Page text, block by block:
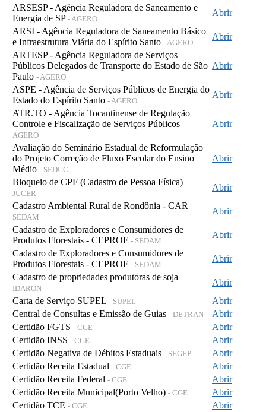
ARSESP - Agência Reguladora de Saneamento e
Energia de SP - AGERO
Abrir
ARSI - Agência Reguladora de Saneamento Básico
e Infraestrutura Viária do Espírito Santo - AGERO
Abrir
ARTESP - Agência Reguladora de Serviços
Públicos Delegados de Transporte do Estado de São
Paulo - AGERO
Abrir
ASPE - Agência de Serviços Públicos de Energia do
Estado do Espírito Santo - AGERO
Abrir
ATR.TO - Agência Tocantinense de Regulação
Controle e Fiscalização de Serviços Públicos -
AGERO
Abrir
Avaliação do Seminário Estadual de Reformulação
do Projeto Correção de Fluxo Escolar do Ensino
Médio - SEDUC
Abrir
Bloqueio de CPF (Cadastro de Pessoa Física) -
JUCER
Abrir
Cadastro Ambiental Rural de Rondônia - CAR -
SEDAM
Abrir
Cadastro de Exploradores e Consumidores de
Produtos Florestais - CEPROF - SEDAM
Abrir
Cadastro de Exploradores e Consumidores de
Produtos Florestais - CEPROF - SEDAM
Abrir
Cadastro de propriedades produtoras de soja -
IDARON
Abrir
Carta de Serviço SUPEL - SUPEL
Abrir
Central de Consultas e Emissão de Guias - DETRAN
Abrir
Certidão FGTS - CGE
Abrir
Certidão INSS - CGE
Abrir
Certidão Negativa de Débitos Estaduais - SEGEP
Abrir
Certidão Receita Estadual - CGE
Abrir
Certidão Receita Federal - CGE
Abrir
Certidão Receita Municipal(Porto Velho) - CGE
Abrir
Certidão TCE - CGE
Abrir